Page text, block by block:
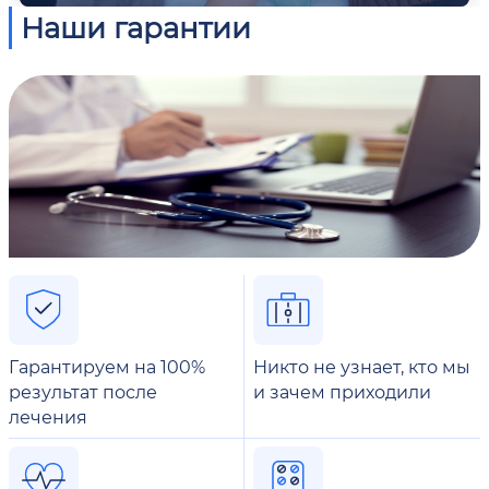
Наши гарантии
Гарантируем на 100%
результат после
лечения
Никто не узнает, кто мы
и зачем приходили